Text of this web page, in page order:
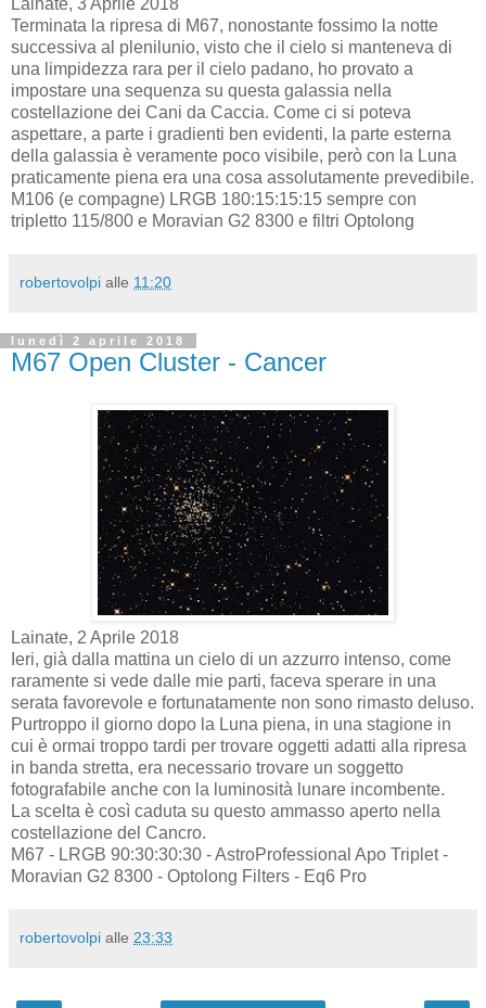
Terminata la ripresa di M67, nonostante fossimo la notte
successiva al plenilunio, visto che il cielo si manteneva di
una limpidezza rara per il cielo padano, ho provato a
impostare una sequenza su questa galassia nella
costellazione dei Cani da Caccia. Come ci si poteva
aspettare, a parte i gradienti ben evidenti, la parte esterna
della galassia è veramente poco visibile, però con la Luna
praticamente piena era una cosa assolutamente prevedibile.
M106 (e compagne) LRGB 180:15:15:15 sempre con
tripletto 115/800 e Moravian G2 8300 e filtri Optolong
robertovolpi alle 11:20
lunedì 2 aprile 2018
M67 Open Cluster - Cancer
Lainate, 2 Aprile 2018
Ieri, già dalla mattina un cielo di un azzurro intenso, come
raramente si vede dalle mie parti, faceva sperare in una
serata favorevole e fortunatamente non sono rimasto deluso.
Purtroppo il giorno dopo la Luna piena, in una stagione in
cui è ormai troppo tardi per trovare oggetti adatti alla ripresa
in banda stretta, era necessario trovare un soggetto
fotografabile anche con la luminosità lunare incombente.
La scelta è così caduta su questo ammasso aperto nella
costellazione del Cancro.
M67 - LRGB 90:30:30:30 - AstroProfessional Apo Triplet -
Moravian G2 8300 - Optolong Filters - Eq6 Pro
robertovolpi alle 23:33